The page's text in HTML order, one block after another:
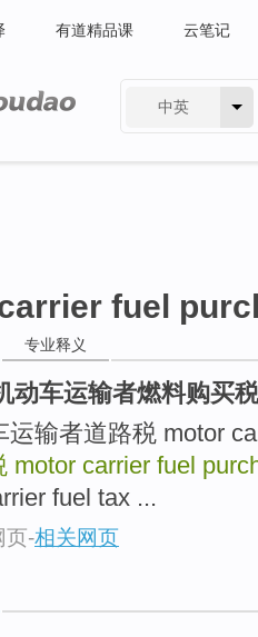
有道精品课 云笔记
中英
fuel
专业释义
动车运输者燃料购买税
运输者道路税 motor
motor carrier fuel
fuel tax ...
页-相关网页